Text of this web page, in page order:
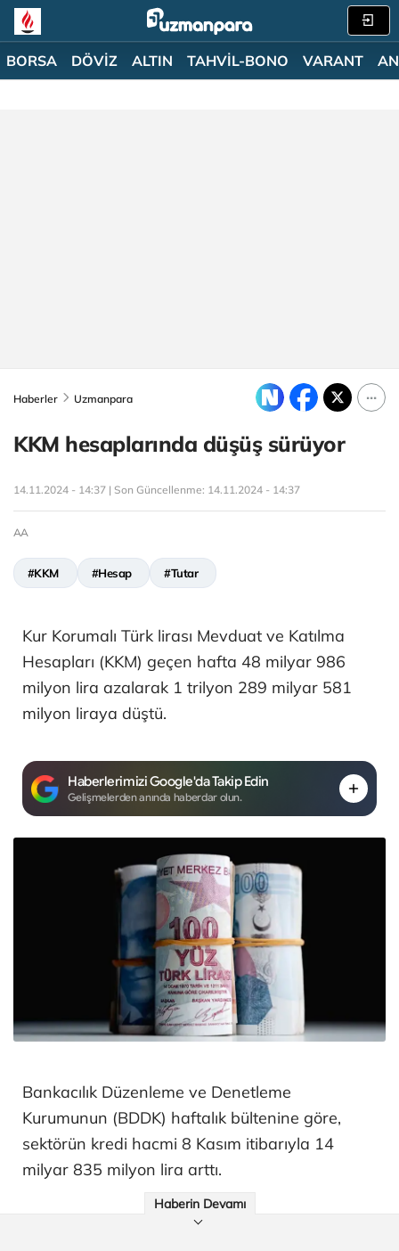
BORSA DÖVİZ ALTIN TAHVİL-BONO VARANT
Haberler Uzmanpara
KKM hesaplarında düşüş sürüyor
14.11.2024 - 14:37 | Son Güncellenme: 14.11.2024 - 14:37
AA
#KKM #Hesap #Tutar
Kur Korumalı Türk lirası Mevduat ve Katılma
Hesapları (KKM) geçen hafta 48 milyar 986
milyon lira azalarak 1 trilyon 289 milyar 581
milyon liraya düştü.
Haberlerimizi Google'da Takip Edin
Gelişmelerden anında haberdar olun.
Bankacılık Düzenleme ve Denetleme
Kurumunun (BDDK) haftalık bültenine göre,
sektörün kredi hacmi 8 Kasım itibarıyla 14
milyar 835 milyon lira arttı.
Haberin Devamı